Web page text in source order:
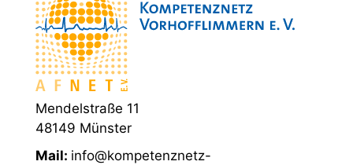
Mendelstraße 11
48149 Münster
Mail: info@kompetenznetz-